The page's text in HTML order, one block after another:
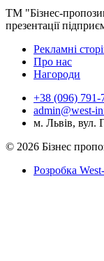
ТМ "Бізнес-
презентації
Рекламні
Про нас
Нагороди
+38 (096) 791-
admin@west-
м. Львів, вул.
© 2026 Бізнес
Розробка